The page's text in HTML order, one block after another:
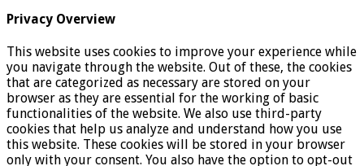
Privacy Overview
This website uses cookies to improve your experience while
you navigate through the website. Out of these, the cookies
that are categorized as necessary are stored on your
browser as they are essential for the working of basic
functionalities of the website. We also use third-party
cookies that help us analyze and understand how you use
this website. These cookies will be stored in your browser
only with your consent. You also have the option to opt-out